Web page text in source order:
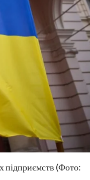
підприємств (Фото: